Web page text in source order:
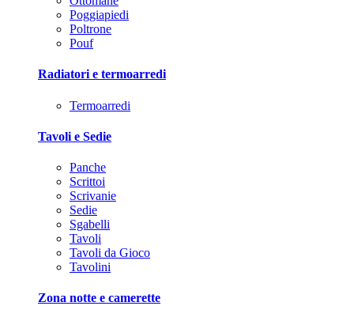
Poggiapiedi
Poltrone
Pouf
Radiatori e termoarredi
Termoarredi
Tavoli e Sedie
Panche
Scrittoi
Scrivanie
Sedie
Sgabelli
Tavoli
Tavoli da Gioco
Tavolini
Zona notte e camerette